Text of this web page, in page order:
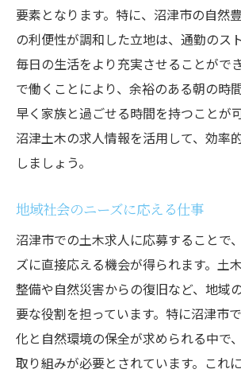
要素となります。特に、沼津市の自然
の利便性が調和した立地は、通勤のス
毎日の生活をより充実させることがで
で働くことにより、余裕のある朝の時
早く家族と過ごせる時間を持つことが
沼津土木の求人情報を活用して、効率
しましょう。
地域社会のニーズに応える仕事
沼津市での土木求人に応募することで
ズに直接応える機会が得られます。土
整備や自然災害からの復旧など、地域
要な役割を担っています。特に沼津市
化と自然環境の保全が求められる中で
取り組みが必要とされています。これ